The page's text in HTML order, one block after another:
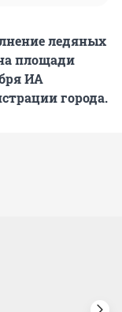
ледяных
площади
ИА
города.